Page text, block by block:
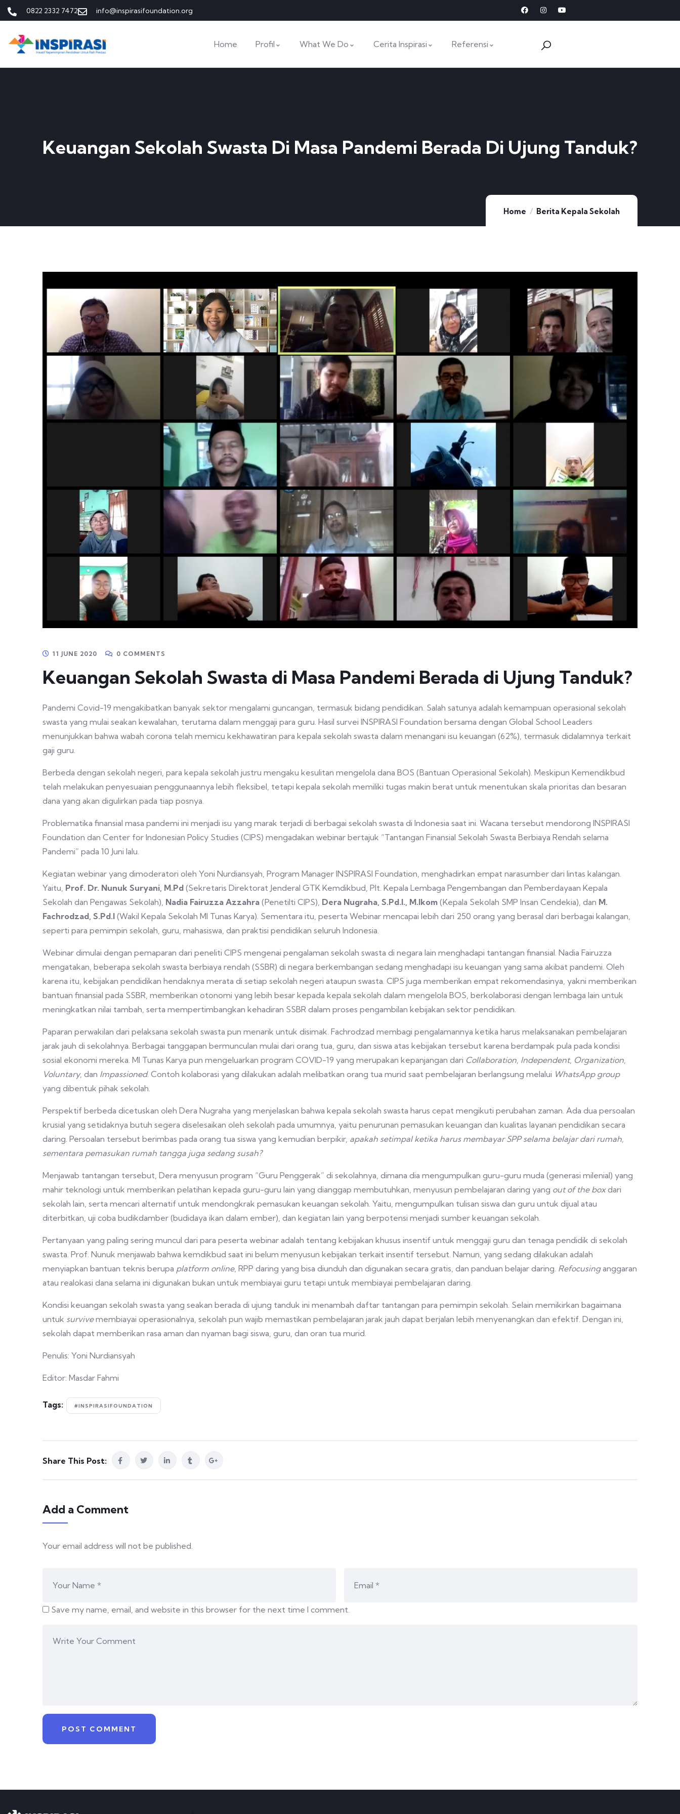
0822 2332 7472 info@inspirasifoundation.org
Home Profil What We Do Cerita Inspirasi Referensi
Keuangan Sekolah Swasta Di Masa Pandemi Berada Di Ujung Tanduk?
Home Berita Kepala Sekolah
11 JUNE 2020 0 COMMENTS
Keuangan Sekolah Swasta di Masa Pandemi Berada di Ujung Tanduk?
Pandemi Covid-19 mengakibatkan banyak sektor mengalami guncangan, termasuk bidang pendidikan. Salah satunya adalah kemampuan operasional sekolah
swasta yang mulai seakan kewalahan, terutama dalam menggaji para guru. Hasil survei INSPIRASI Foundation bersama dengan Global School Leaders
menunjukkan bahwa wabah corona telah memicu kekhawatiran para kepala sekolah swasta dalam menangani isu keuangan (62%), termasuk didalamnya terkait
gaji guru.
Berbeda dengan sekolah negeri, para kepala sekolah justru mengaku kesulitan mengelola dana BOS (Bantuan Operasional Sekolah). Meskipun Kemendikbud
telah melakukan penyesuaian penggunaannya lebih fleksibel, tetapi kepala sekolah memiliki tugas makin berat untuk menentukan skala prioritas dan besaran
dana yang akan digulirkan pada tiap posnya.
Problematika finansial masa pandemi ini menjadi isu yang marak terjadi di berbagai sekolah swasta di Indonesia saat ini. Wacana tersebut mendorong INSPIRASI
Foundation dan Center for Indonesian Policy Studies (CIPS) mengadakan webinar bertajuk “Tantangan Finansial Sekolah Swasta Berbiaya Rendah selama
Pandemi” pada 10 Juni lalu.
Kegiatan webinar yang dimoderatori oleh Yoni Nurdiansyah, Program Manager INSPIRASI Foundation, menghadirkan empat narasumber dari lintas kalangan.
Yaitu, Prof. Dr. Nunuk Suryani, M.Pd (Sekretaris Direktorat Jenderal GTK Kemdikbud, Plt. Kepala Lembaga Pengembangan dan Pemberdayaan Kepala
Sekolah dan Pengawas Sekolah), Nadia Fairuzza Azzahra (Penetilti CIPS), Dera Nugraha, S.Pd.I., M.Ikom (Kepala Sekolah SMP Insan Cendekia), dan M.
Fachrodzad, S.Pd.I (Wakil Kepala Sekolah MI Tunas Karya). Sementara itu, peserta Webinar mencapai lebih dari 250 orang yang berasal dari berbagai kalangan,
seperti para pemimpin sekolah, guru, mahasiswa, dan praktisi pendidikan seluruh Indonesia.
Webinar dimulai dengan pemaparan dari peneliti CIPS mengenai pengalaman sekolah swasta di negara lain menghadapi tantangan finansial. Nadia Fairuzza
mengatakan, beberapa sekolah swasta berbiaya rendah (SSBR) di negara berkembangan sedang menghadapi isu keuangan yang sama akibat pandemi. Oleh
karena itu, kebijakan pendidikan hendaknya merata di setiap sekolah negeri ataupun swasta. CIPS juga memberikan empat rekomendasinya, yakni memberikan
bantuan finansial pada SSBR, memberikan otonomi yang lebih besar kepada kepala sekolah dalam mengelola BOS, berkolaborasi dengan lembaga lain untuk
meningkatkan nilai tambah, serta mempertimbangkan kehadiran SSBR dalam proses pengambilan kebijakan sektor pendidikan.
Paparan perwakilan dari pelaksana sekolah swasta pun menarik untuk disimak. Fachrodzad membagi pengalamannya ketika harus melaksanakan pembelajaran
jarak jauh di sekolahnya. Berbagai tanggapan bermunculan mulai dari orang tua, guru, dan siswa atas kebijakan tersebut karena berdampak pula pada kondisi
sosial ekonomi mereka. MI Tunas Karya pun mengeluarkan program COVID-19 yang merupakan kepanjangan dari Collaboration, Independent, Organization,
Voluntary, dan Impassioned. Contoh kolaborasi yang dilakukan adalah melibatkan orang tua murid saat pembelajaran berlangsung melalui WhatsApp group
yang dibentuk pihak sekolah.
Perspektif berbeda dicetuskan oleh Dera Nugraha yang menjelaskan bahwa kepala sekolah swasta harus cepat mengikuti perubahan zaman. Ada dua persoalan
krusial yang setidaknya butuh segera diselesaikan oleh sekolah pada umumnya, yaitu penurunan pemasukan keuangan dan kualitas layanan pendidikan secara
daring. Persoalan tersebut berimbas pada orang tua siswa yang kemudian berpikir, apakah setimpal ketika harus membayar SPP selama belajar dari rumah,
sementara pemasukan rumah tangga juga sedang susah?
Menjawab tantangan tersebut, Dera menyusun program “Guru Penggerak” di sekolahnya, dimana dia mengumpulkan guru-guru muda (generasi milenial) yang
mahir teknologi untuk memberikan pelatihan kepada guru-guru lain yang dianggap membutuhkan, menyusun pembelajaran daring yang out of the boxdari
sekolah lain, serta mencari alternatif untuk mendongkrak pemasukan keuangan sekolah. Yaitu, mengumpulkan tulisan siswa dan guru untuk dijual atau
diterbitkan, uji coba budikdamber (budidaya ikan dalam ember), dan kegiatan lain yang berpotensi menjadi sumber keuangan sekolah.
Pertanyaan yang paling sering muncul dari para peserta webinar adalah tentang kebijakan khusus insentif untuk menggaji guru dan tenaga pendidik di sekolah
swasta. Prof. Nunuk menjawab bahwa kemdikbud saat ini belum menyusun kebijakan terkait insentif tersebut. Namun, yang sedang dilakukan adalah
menyiapkan bantuan teknis berupa platform online, RPP daring yang bisa diunduh dan digunakan secara gratis, dan panduan belajar daring. Refocusinganggaran
atau realokasi dana selama ini digunakan bukan untuk membiayai guru tetapi untuk membiayai pembelajaran daring.
Kondisi keuangan sekolah swasta yang seakan berada di ujung tanduk ini menambah daftar tantangan para pemimpin sekolah. Selain memikirkan bagaimana
untuk survivemembiayai operasionalnya, sekolah pun wajib memastikan pembelajaran jarak jauh dapat berjalan lebih menyenangkan dan efektif. Dengan ini,
sekolah dapat memberikan rasa aman dan nyaman bagi siswa, guru, dan oran tua murid.
Penulis: Yoni Nurdiansyah
Editor: Masdar Fahmi
Tags: #INSPIRASIFOUNDATION
Share This Post:
Add a Comment
Your email address will not be published.
Save my name, email, and website in this browser for the next time I comment.